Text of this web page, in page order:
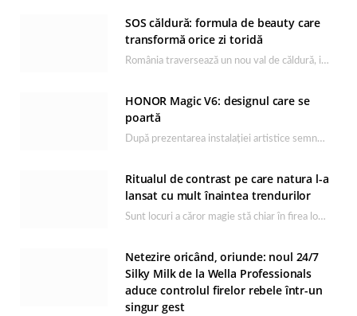
SOS căldură: formula de beauty care
transformă orice zi toridă
România traversează un nou val de căldură, iar rutina de îngrijire capătă un rol esențial…
HONOR Magic V6: designul care se
poartă
După prezentarea instalației artistice semnată de Catrinel Săbăciag în cadrul evenimentului de lansare HONOR Magic…
Ritualul de contrast pe care natura l-a
lansat cu mult înaintea trendurilor
Sunt locuri a căror magie stă chiar în firea lor naturală, iar Lacul Ursu din…
Netezire oricând, oriunde: noul 24/7
Silky Milk de la Wella Professionals
aduce controlul firelor rebele într-un
singur gest